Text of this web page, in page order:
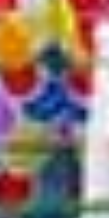
買
玩耍、
能夠邂逅